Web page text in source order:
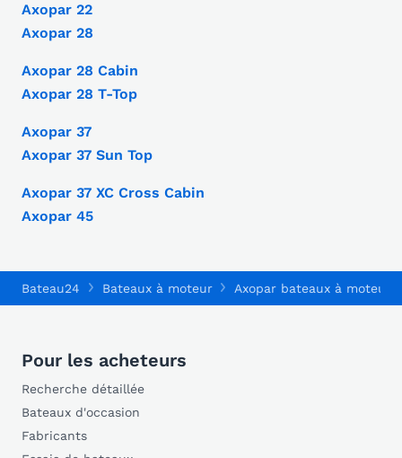
Axopar 22
Axopar 28
Axopar 28 Cabin
Axopar 28 T-Top
Axopar 37
Axopar 37 Sun Top
Axopar 37 XC Cross Cabin
Axopar 45
Bateau24 Bateaux à moteur Axopar bateaux à moteur
Pour les acheteurs
Recherche détaillée
Bateaux d'occasion
Fabricants